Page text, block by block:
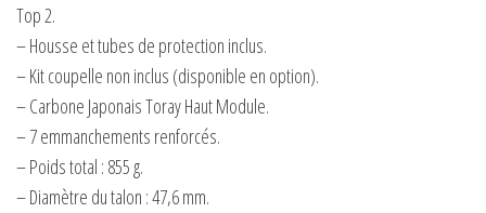
Top 2.
– Housse et tubes de protection inclus.
– Kit coupelle non inclus (disponible en option).
– Carbone Japonais Toray Haut Module.
– 7 emmanchements renforcés.
– Poids total : 855 g.
– Diamètre du talon : 47,6 mm.